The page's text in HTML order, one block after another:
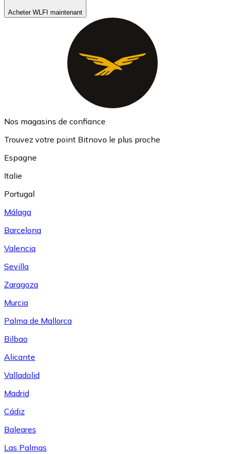
Acheter WLFI maintenant
Nos magasins de confiance
Trouvez votre point Bitnovo le plus proche
Espagne
Italie
Portugal
Málaga
Barcelona
Valencia
Sevilla
Zaragoza
Murcia
Palma de Mallorca
Bilbao
Alicante
Valladolid
Madrid
Cádiz
Baleares
Las Palmas